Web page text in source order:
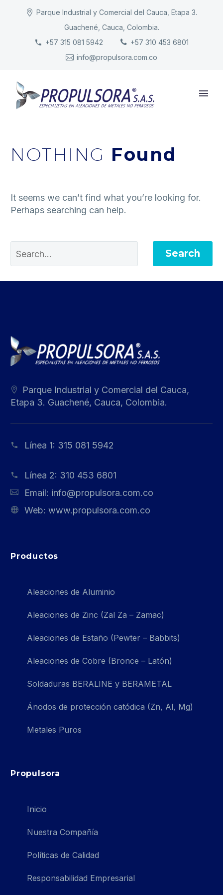
Parque Industrial y Comercial del Cauca, Etapa 3.
Guachené, Cauca, Colombia.
+57 315 081 5942
+57 310 453 6801
info@propulsora.com.co
INICIO
PRODUCTOS
NOTHING Found
It seems we can’t find what you’re looking for.
Perhaps searching can help.
Search
Parque Industrial y Comercial del Cauca,
Etapa 3. Guachené, Cauca, Colombia.
Línea 1: 315 081 5942
Línea 2: 310 453 6801
Email: info@propulsora.com.co
Web: www.propulsora.com.co
Productos
Aleaciones de Aluminio
Aleaciones de Zinc (Zal Za – Zamac)
Aleaciones de Estaño (Pewter – Babbits)
Aleaciones de Cobre (Bronce – Latón)
Soldaduras BERALINE y BERAMETAL
Ánodos de protección catódica (Zn, Al, Mg)
Metales Puros
Propulsora
Inicio
Nuestra Compañía
Políticas de Calidad
Responsabilidad Empresarial